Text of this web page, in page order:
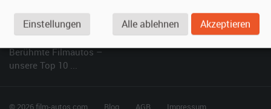
SPECIAL
Berühmte Filmautos –
unsere Top 10 ...
© 2026 film-autos.com Blog AGB Impressum
Einstellungen Alle ablehnen Akzeptieren